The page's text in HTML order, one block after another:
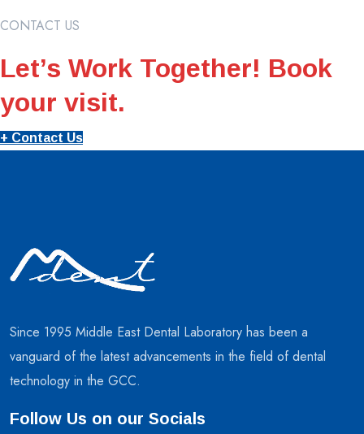
CONTACT US
Let’s Work Together! Book
your visit.
+ Contact Us
Since 1995 Middle East Dental Laboratory has been a
vanguard of the latest advancements in the field of dental
technology in the GCC.
Follow Us on our Socials